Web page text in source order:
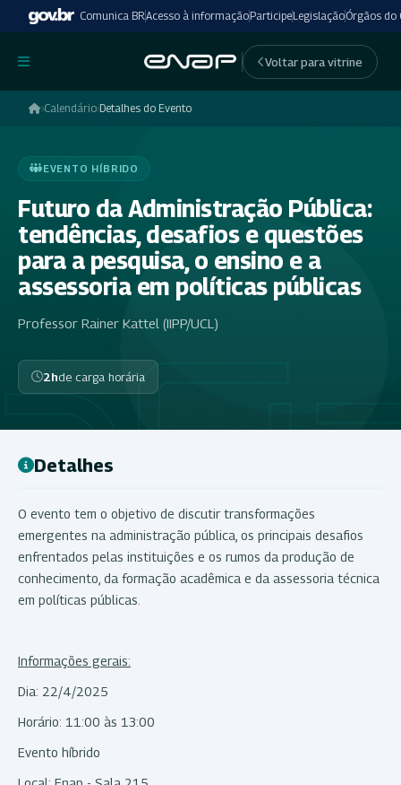
Comunica BRAcesso à informaçãoParticipeLegislaçãoÓrgãos do
Voltar para vitrine
›Calendário›Detalhes do Evento
EVENTO HÍBRIDO
Futuro da Administração Pública:
tendências, desafios e questões
para a pesquisa, o ensino e a
assessoria em políticas públicas
Professor Rainer Kattel (IIPP/UCL)
2hde carga horária
Detalhes
O evento tem o objetivo de discutir transformações
emergentes na administração pública, os principais desafios
enfrentados pelas instituições e os rumos da produção de
conhecimento, da formação acadêmica e da assessoria técnica
em políticas públicas.
Informações gerais:
Dia: 22/4/2025
Horário: 11:00 às 13:00
Evento híbrido